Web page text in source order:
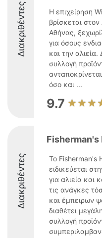
Διακριθέντες
Η επιχείρηση
βρίσκεται στον
Αθήνας,
για όσους
και την αλιεία.
συλλογή
όσο και ...
9.7
Διακριθέντες
Fisherman's
Το Fisherman's
ειδικεύεται
για αλιεία και
τις ανάγκες
και έμπειρων
διαθέτει
συλλογή